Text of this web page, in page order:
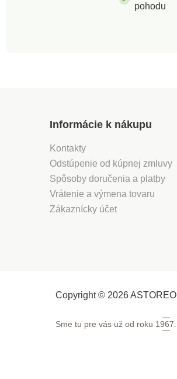
pohodu
Informácie k nákupu
Kontakty
Odstúpenie od kúpnej zmluvy
Spôsoby doručenia a platby
Vrátenie a výmena tovaru
Zákaznícky účet
Copyright © 2026 ASTOREO
Sme tu pre vás už od roku 1967.